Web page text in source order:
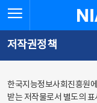
문
로
가
체
뉴
바
가
한국
저작권정책
한국지능정보사회진흥원
받는 저작물로서 별도의